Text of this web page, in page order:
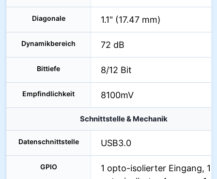
Diagonale 1.1" (17.47 mm)
Dynamikbereich 72 dB
Bittiefe 8/12 Bit
Empfindlichkeit 8100mV
Schnittstelle & Mechanik
Datenschnittstelle USB3.0
GPIO
1 opto-isolierter Eingang, 1